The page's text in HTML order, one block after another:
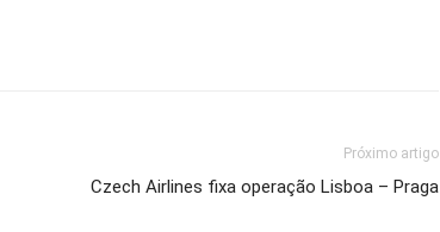
Próximo artigo
Czech Airlines fixa operação Lisboa – Praga